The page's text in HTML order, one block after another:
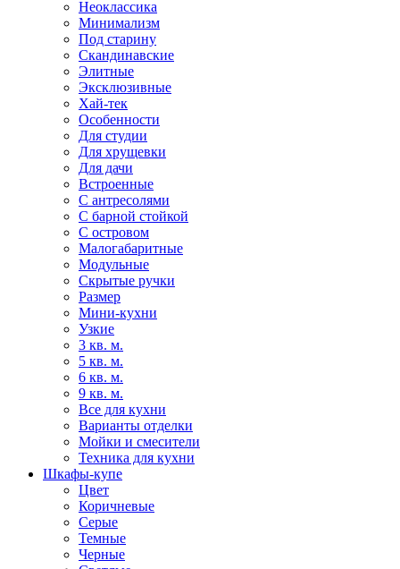
Неоклассика
Минимализм
Под старину
Скандинавские
Элитные
Эксклюзивные
Хай-тек
Особенности
Для студии
Для хрущевки
Для дачи
Встроенные
С антресолями
С барной стойкой
С островом
Малогабаритные
Модульные
Скрытые ручки
Размер
Мини-кухни
Узкие
3 кв. м.
5 кв. м.
6 кв. м.
9 кв. м.
Все для кухни
Варианты отделки
Мойки и смесители
Техника для кухни
Шкафы-купе
Цвет
Коричневые
Серые
Темные
Черные